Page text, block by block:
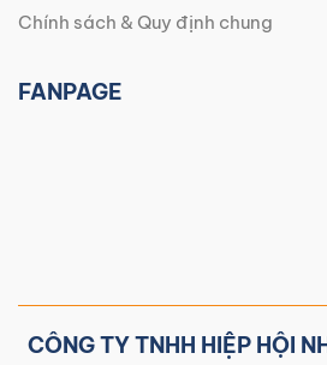
Chính sách & Quy định chung
FANPAGE
CÔNG TY TNHH HIỆP HỘI